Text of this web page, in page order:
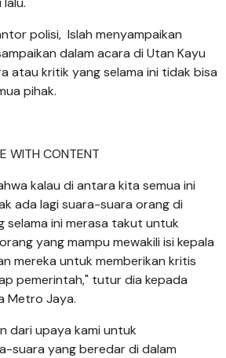
polisi, Islah menyampaikan
dalam acara di Utan Kayu
atau kritik yang selama ini tidak bisa
pihak.
WITH CONTENT
kalau di antara kita semua ini
ada lagi suara-suara orang di
selama ini merasa takut untuk
yang mampu mewakili isi kepala
mereka untuk memberikan kritis
pemerintah," tutur dia kepada
Metro Jaya.
dari upaya kami untuk
suara yang beredar di dalam